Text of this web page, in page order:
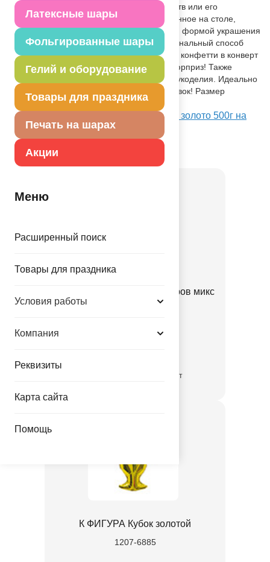
Латексные шары
Фольгированные шары
Гелий и оборудование
Товары для праздника
Печать на шарах
Акции
Меню
Расширенный поиск
Товары для праздника
Условия работы
Компания
Реквизиты
Карта сайта
Помощь
осыпают друг друга участники празднеств или его
сбрасывают сверху. Конфетти, рассыпанное на столе,
является необычной и привлекательной формой украшения
праздничного застолья. Еще один оригинальный способ
порадовать друзей и близких - насыпьте конфетти в конверт
с открыткой - это будет неожиданный сюрприз! Также
конфетти - прекрасный материал для рукоделия. Идеально
подходит для заправки пусковых установок! Размер
конфетти - 1,5 см х 5 см. Вес – 500 г
Посмотреть Конфетти фольг негорящ золото 500г на
Портале оптовых закупок
Товар из коллекции
Набор Арка золотая из шаров микс
временно отсутствует
К ФИГУРА Кубок золотой
1207-6885